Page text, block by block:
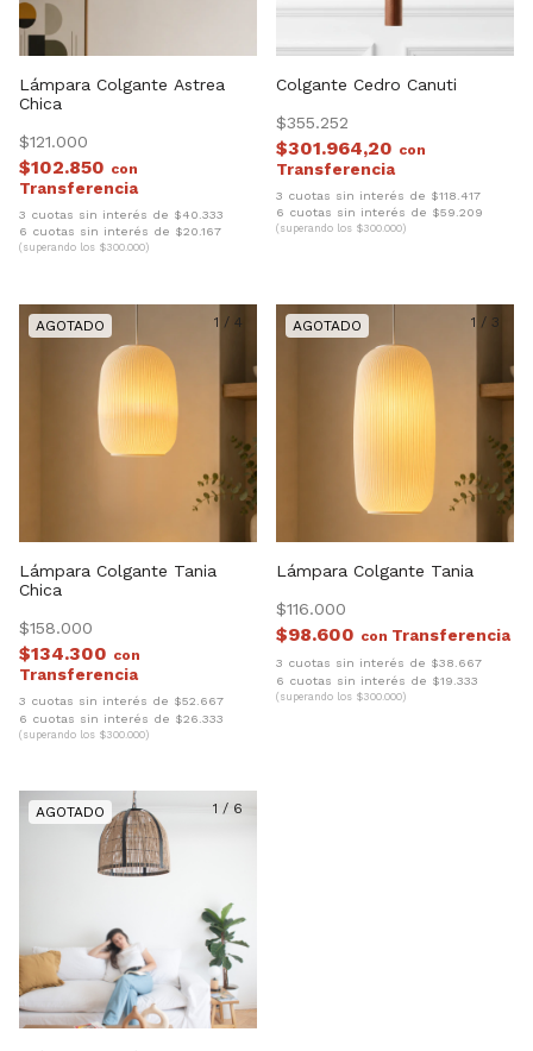
Lámpara Colgante Astrea
Chica
$121.000
$102.850 con
3 cuotas sin interés de $40.333
6 cuotas sin interés de $20.167
(superando los $300.000)
Colgante Cedro Canuti
$355.252
$301.964,20 con
3 cuotas sin interés de $118.417
6 cuotas sin interés de $59.209
(superando los $300.000)
1 / 4
Lámpara Colgante Tania
Chica
$158.000
$134.300 con
3 cuotas sin interés de $52.667
6 cuotas sin interés de $26.333
(superando los $300.000)
1 / 3
Lámpara Colgante Tania
$116.000
$98.600 con
3 cuotas sin interés de $38.667
6 cuotas sin interés de $19.333
(superando los $300.000)
1 / 6